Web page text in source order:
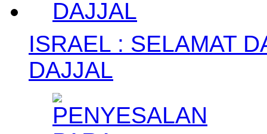
ISRAEL : SELAMAT
DAJJAL